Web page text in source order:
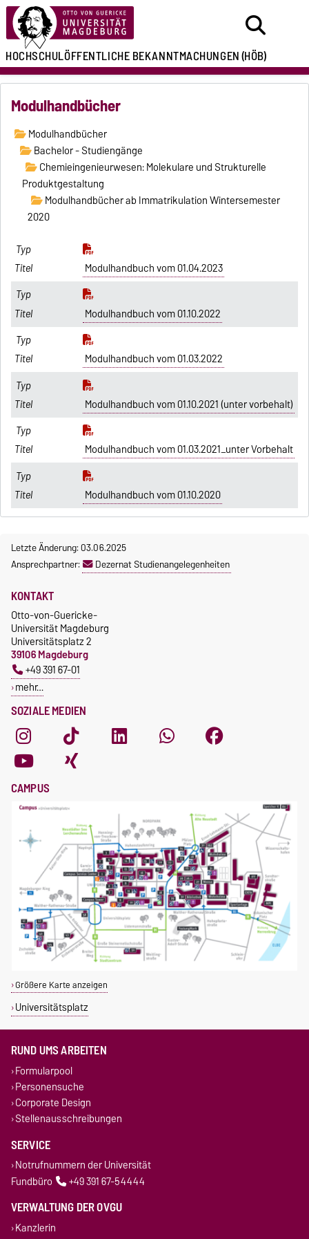
HOCHSCHULÖFFENTLICHEBEKANNTMACHUNGEN(HÖB)
Modulhandbücher
Modulhandbücher
Bachelor - Studiengänge
Chemieingenieurwesen: Molekulare und Strukturelle
Produktgestaltung
Modulhandbücher ab Immatrikulation Wintersemester
2020
Modulhandbuch vom 01.04.2023
Modulhandbuch vom 01.10.2022
Modulhandbuch vom 01.03.2022
Modulhandbuch vom 01.10.2021 (unter vorbehalt)
Modulhandbuch vom 01.03.2021_unter Vorbehalt
Modulhandbuch vom 01.10.2020
Letzte Änderung: 03.06.2025
Ansprechpartner:
Dezernat Studienangelegenheiten
SOZIALE MEDIEN
KONTAKT
Otto-von-Guericke-
Universität Magdeburg
Universitätsplatz 2
39106 Magdeburg
+49 391 67-01
mehr…
CAMPUS
Größere Karte anzeigen
Universitätsplatz
RUND UMS ARBEITEN
Formularpool
Personensuche
Corporate Design
Stellenausschreibungen
SERVICE
Notrufnummern der Universität
Fundbüro
+49 391 67-54444
VERWALTUNG DER OVGU
Kanzlerin